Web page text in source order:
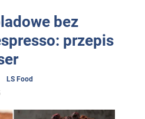
bez
przepis
LS Food